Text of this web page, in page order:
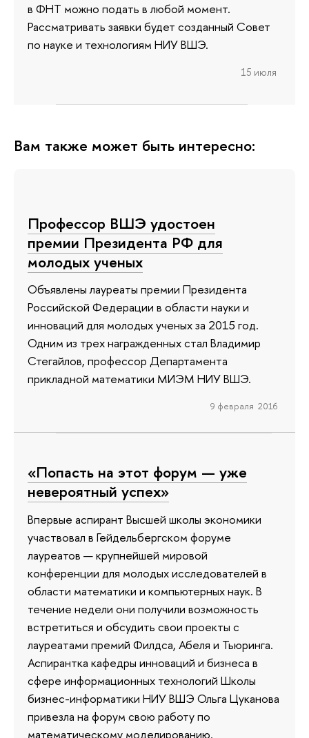
в ФНТ можно подать в любой момент.
Рассматривать заявки будет созданный Совет
по науке и технологиям НИУ ВШЭ.
15 июля
Вам также может быть интересно:
Профессор ВШЭ удостоен
премии Президента РФ для
молодых ученых
Объявлены лауреаты премии Президента
Российской Федерации в области науки и
инноваций для молодых ученых за 2015 год.
Одним из трех награжденных стал Владимир
Стегайлов, профессор Департамента
прикладной математики МИЭМ НИУ ВШЭ.
9 февраля 2016
«Попасть на этот форум — уже
невероятный успех»
Впервые аспирант Высшей школы экономики
участвовал в Гейдельбергском форуме
лауреатов — крупнейшей мировой
конференции для молодых исследователей в
области математики и компьютерных наук. В
течение недели они получили возможность
встретиться и обсудить свои проекты с
лауреатами премий Филдса, Абеля и Тьюринга.
Аспирантка кафедры инноваций и бизнеса в
сфере информационных технологий Школы
бизнес-информатики НИУ ВШЭ Ольга Цуканова
привезла на форум свою работу по
математическому моделированию.